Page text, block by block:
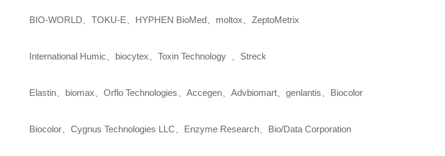
BIO-WORLD 、TOKU-E HYPHEN BioMed moltox 、ZeptoMetrix
International Humic biocytex 、Toxin Technology Streck
Elastin biomax 、Orflo Technologies 、Accegen 、Advbiomart 、genlantis Biocolor
Biocolor 、Cygnus Technologies LLC Enzyme Research Bio/Data Corporation